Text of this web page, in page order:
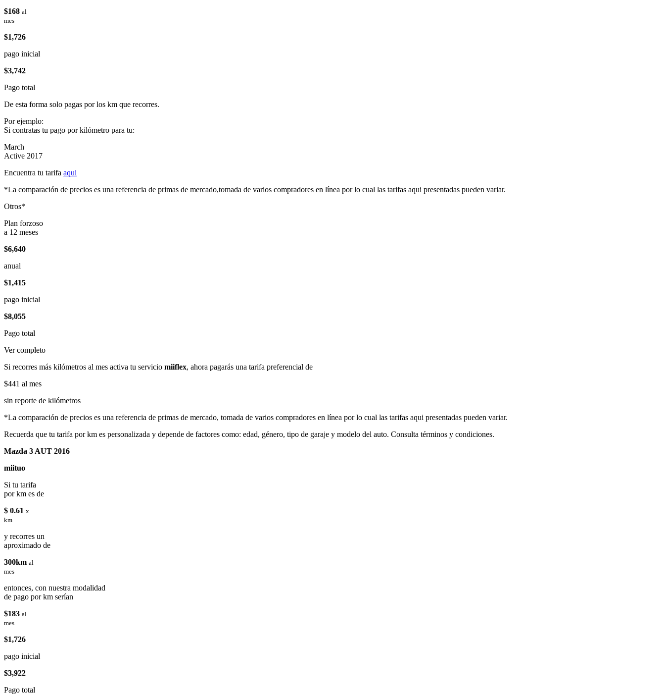
$168 al
mes
$1,726
pago inicial
$3,742
Pago total
De esta forma solo pagas por los km que recorres.
Por ejemplo:
Si contratas tu pago por kilómetro para tu:
March
Active 2017
Encuentra tu tarifa aqui
*La comparación de precios es una referencia de primas de mercado,tomada de varios compradores en línea por lo cual las tarifas aqui presentadas pueden variar.
Otros*
Plan forzoso
a 12 meses
$6,640
anual
$1,415
pago inicial
$8,055
Pago total
Ver completo
Si recorres más kilómetros al mes activa tu servicio miiflex, ahora pagarás una tarifa preferencial de
$441 al mes
sin reporte de kilómetros
*La comparación de precios es una referencia de primas de mercado, tomada de varios compradores en línea por lo cual las tarifas aqui presentadas pueden variar.
Recuerda que tu tarifa por km es personalizada y depende de factores como: edad, género, tipo de garaje y modelo del auto. Consulta términos y condiciones.
Mazda 3 AUT 2016
miituo
Si tu tarifa
por km es de
$ 0.61 x
km
y recorres un
aproximado de
300km al
mes
entonces, con nuestra modalidad
de pago por km serían
$183 al
mes
$1,726
pago inicial
$3,922
Pago total